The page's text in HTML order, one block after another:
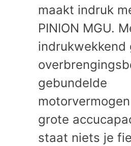
maakt indruk
PINION MGU.
indrukwekkend
gebundelde
grote
staat niets je